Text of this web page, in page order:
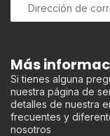
Más
Si tienes alguna
nuestra página de
detalles de nuestra
frecuentes y
nosotros